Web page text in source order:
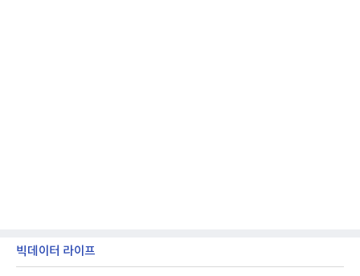
빅데이터 라이프